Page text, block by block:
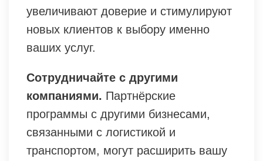
увеличивают доверие и стимулируют
новых клиентов к выбору именно
ваших услуг.
Сотрудничайте с другими
компаниями. Партнёрские
программы с другими бизнесами,
связанными с логистикой и
транспортом, могут расширить вашу